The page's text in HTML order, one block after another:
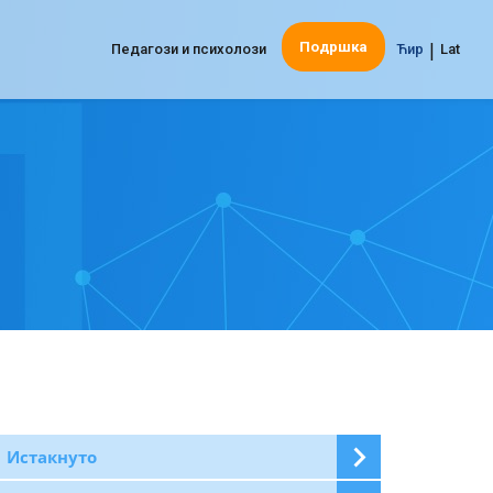
Ћир | Lat
Педагози и психолози Подршка
Истакнуто